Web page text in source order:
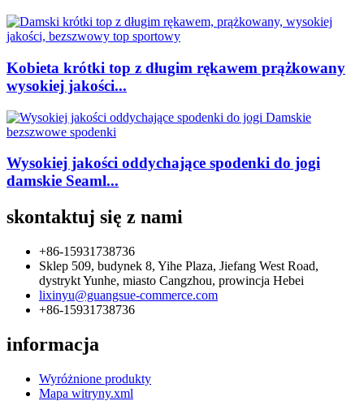
Kobieta krótki top z długim rękawem prążkowany
wysokiej jakości...
Wysokiej jakości oddychające spodenki do jogi
damskie Seaml...
skontaktuj się z nami
+86-15931738736
Sklep 509, budynek 8, Yihe Plaza, Jiefang West Road,
dystrykt Yunhe, miasto Cangzhou, prowincja Hebei
lixinyu@guangsue-commerce.com
+86-15931738736
informacja
Wyróżnione produkty
Mapa witryny.xml